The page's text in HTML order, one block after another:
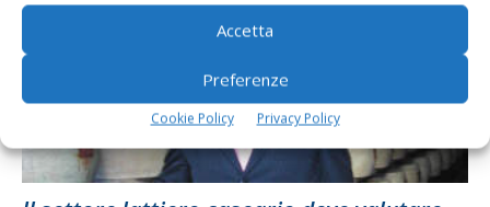
Accetta
Preferenze
Cookie Policy Privacy Policy